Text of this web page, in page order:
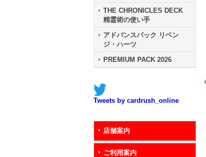
THE CHRONICLES DECK
精霊術の使い手
アドバンスパック リベン
ジ・ハーツ
PREMIUM PACK 2026
Tweets by cardrush_online
店舗案内
ご利用案内